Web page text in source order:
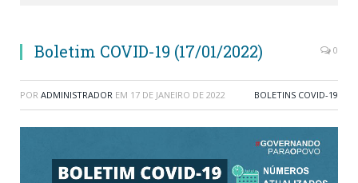
Boletim COVID-19 (17/01/2022) 0
POR ADMINISTRADOR EM 17 DE JANEIRO DE 2022 BOLETINS COVID-19